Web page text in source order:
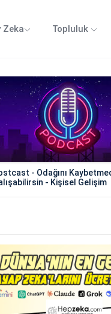
Zeka Topluluk
- Odağını
- Kişisel Gelişim